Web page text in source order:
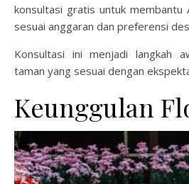
konsultasi gratis untuk membantu
sesuai anggaran dan preferensi
Konsultasi ini menjadi langkah
taman yang sesuai dengan
Keunggulan